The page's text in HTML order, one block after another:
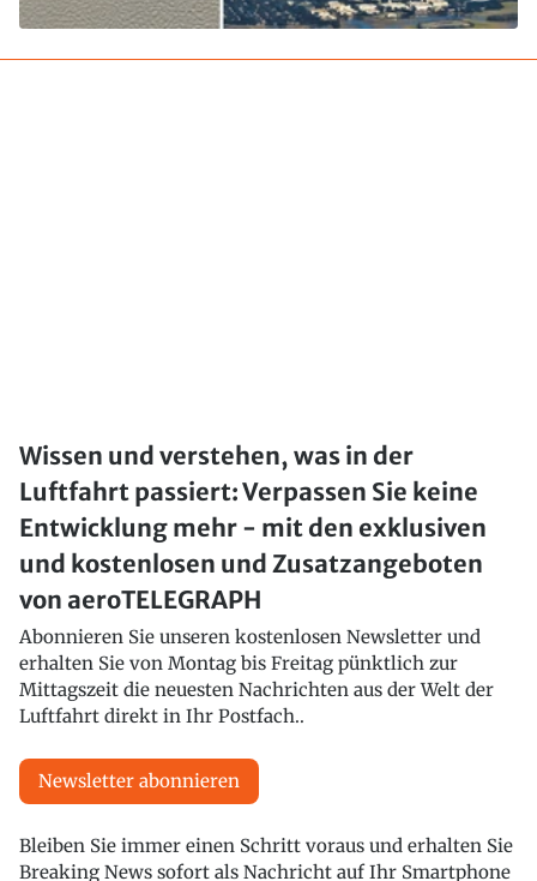
Wissen und verstehen, was in der
Luftfahrt passiert: Verpassen Sie keine
Entwicklung mehr - mit den exklusiven
und kostenlosen und Zusatzangeboten
von aeroTELEGRAPH
Abonnieren Sie unseren kostenlosen Newsletter und
erhalten Sie von Montag bis Freitag pünktlich zur
Mittagszeit die neuesten Nachrichten aus der Welt der
Luftfahrt direkt in Ihr Postfach..
Newsletter abonnieren
Bleiben Sie immer einen Schritt voraus und erhalten Sie
Breaking News sofort als Nachricht auf Ihr Smartphone